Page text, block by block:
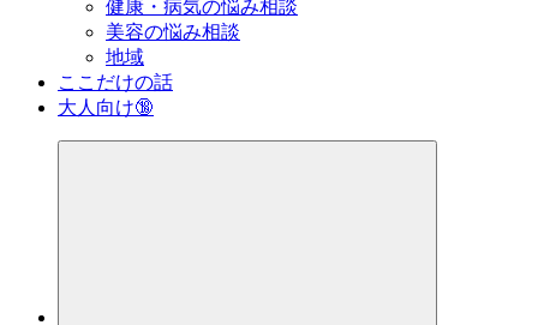
健康・病気の悩み相談
美容の悩み相談
地域
ここだけの話
大人向け🔞